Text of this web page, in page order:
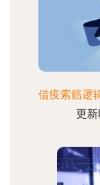
借疫索赔逻
更